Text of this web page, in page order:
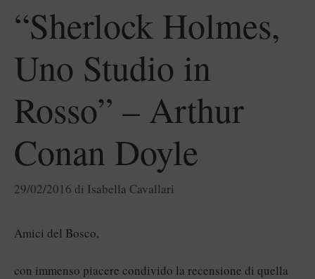
“Sherlock Holmes,
Uno Studio in
Rosso” – Arthur
Conan Doyle
29/02/2016 di Isabella Cavallari
Amici del Bosco,
con immenso piacere condivido la recensione di quella